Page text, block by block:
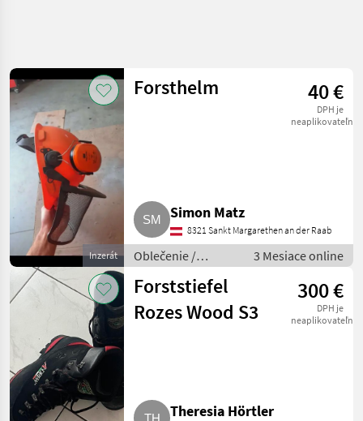
Inzerát
Forsthelm 40 €
DPH je
neaplikovateľné
Simon Matz
8321 Sankt Margarethen an der Raab
Oblečenie /
Lesnícke oblečenie
3 Mesiace online
Forststiefel
Rozes Wood S3
300 €
DPH je
neaplikovateľné
Theresia Hörtler